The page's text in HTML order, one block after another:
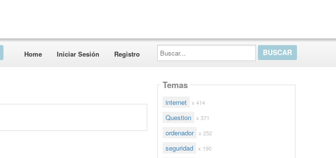
Home Iniciar Sesión Registro
Buscar...
Temas
internet x 414
Question x 371
ordenador x 252
seguridad x 190